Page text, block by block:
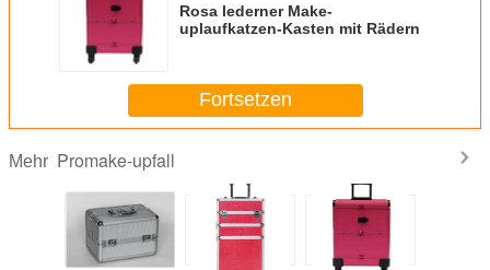
Rosa lederner Make-
uplaufkatzen-Kasten mit Rädern
Fortsetzen
Mehr Promake-upfall